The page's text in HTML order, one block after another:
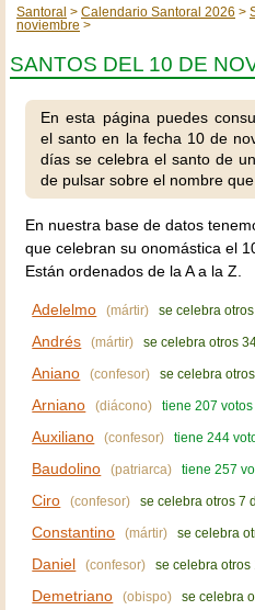
Santoral Calendario Santoral 2026
noviembre
SANTOS DEL 10 DE
En esta página puedes
el santo en la fecha 10 de
días se celebra el santo de
de pulsar sobre el nombre
En nuestra base de datos
que celebran su onomástica el
Están ordenados de la A a la Z.
Adelelmo (mártir) se celebra
Andrés (mártir) se celebra otros
Aniano (confesor) se celebra
Arniano (diácono) tiene 207 votos
Auxiliano (confesor) tiene 244
Baudolino (patriarca) tiene 257
Ciro (confesor) se celebra otros 7
Constantino (mártir) se celebra
Daniel (confesor) se celebra otros
Demetriano (obispo) se celebra